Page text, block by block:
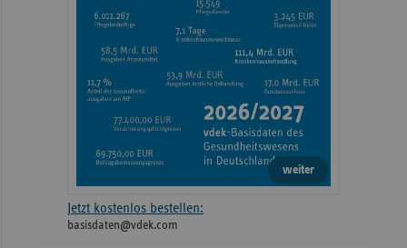
weiter
Jetzt kostenlos bestellen:
basisdaten@vdek.com